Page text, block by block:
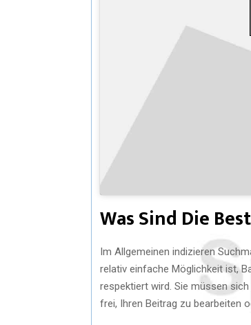
Was Sind Die
Im Allgemeinen indizieren
relativ einfache Möglichkeit ist,
respektiert wird. Sie müssen
frei, Ihren Beitrag zu bearbeiten